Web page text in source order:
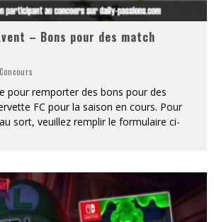
– Bons pour des match
Concours
pour remporter des bons pour des
FC pour la saison en cours. Pour
sort, veuillez remplir le formulaire ci-